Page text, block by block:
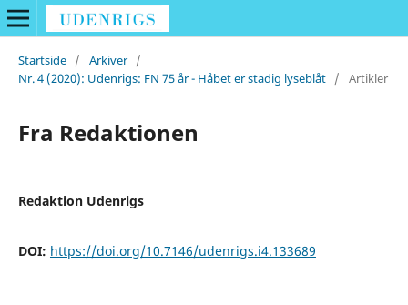
Startside / Arkiver /
Nr. 4 (2020): Udenrigs: FN 75 år - Håbet er stadig lyseblåt / Artikler
Fra Redaktionen
Redaktion Udenrigs
DOI: https://doi.org/10.7146/udenrigs.i4.133689